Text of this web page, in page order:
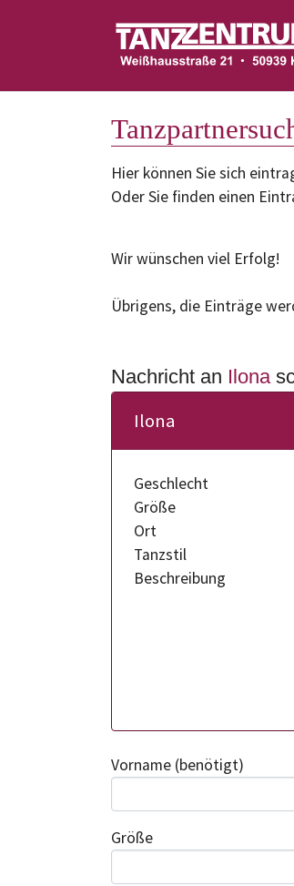
Hier können Sie sich
Oder Sie finden einen
Wir wünschen viel Erfolg!
Übrigens, die Einträge
Nachricht an Ilona
Ilona
Geschlecht
Größe
Ort
Tanzstil
Beschreibung
Vorname (benötigt)
Größe